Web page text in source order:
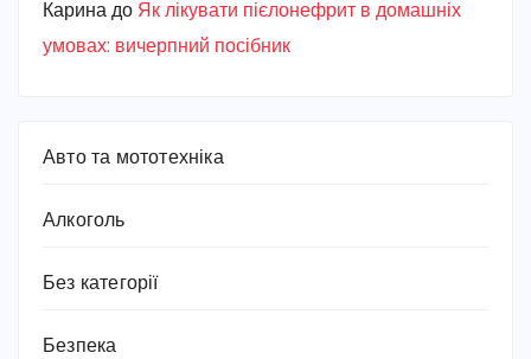
Карина до Як лікувати пієлонефрит в домашніх
умовах: вичерпний посібник
Авто та мототехніка
Алкоголь
Без категорії
Безпека